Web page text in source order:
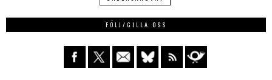
FÖLJ/GILLA OSS